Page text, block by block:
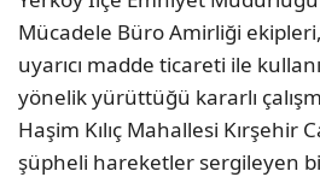
Mücadele Büro Amirliği
uyarıcı madde ticareti ile
yönelik yürüttüğü kararlı
Haşim Kılıç Mahallesi Kırşehir
şüpheli hareketler sergileyen